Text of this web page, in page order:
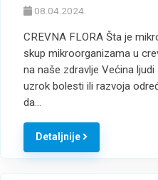
08.04.2024.
CREVNA FLORA Šta je
skup mikroorganizama u
na naše zdravlje Većina
uzrok bolesti ili razvoja
da…
Detaljnije